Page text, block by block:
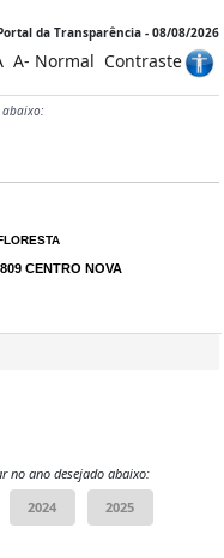
da Transparência - 08/08/2026
A- Normal Contraste
abaixo:
CENTRO NOVA
no ano desejado abaixo: